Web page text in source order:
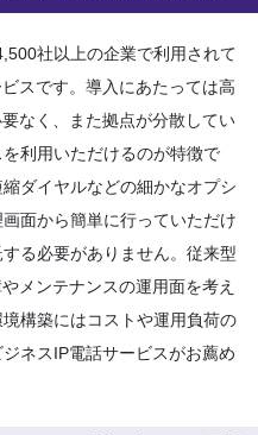
社以上の企業で利用されて
スです。導入にあたっては高
なく、また拠点が分散してい
利用いただけるのが特徴で
ダイヤルなどの細かなオプシ
面から簡単に行っていただけ
る必要がありません。従来型
メンテナンスの運用面を考え
構築にはコストや運用負荷の
ネスIP電話サービスがお薦め